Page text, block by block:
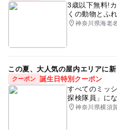
体験をお控え下さい。
どで開催状況をご確認下さい
応募方法
当日、会場にて随時受け付
3歳以下無料!
くの動物とふ
神奈川県海老
この夏、大人気の屋内エリアに
クーポン 誕生日特別クーポン
すべてのミッ
探検隊員」に
神奈川県横須